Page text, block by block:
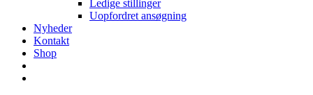
Ledige stillinger
Uopfordret ansøgning
Nyheder
Kontakt
Shop